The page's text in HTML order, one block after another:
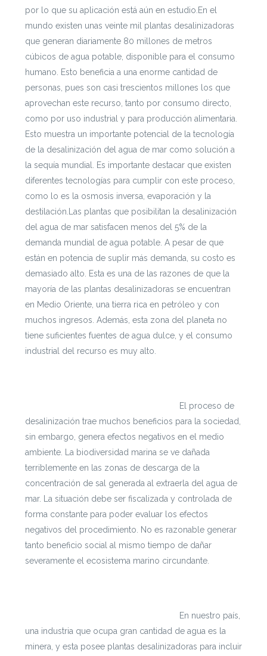
por lo que su aplicación está aún en estudio.En el
mundo existen unas veinte mil plantas desalinizadoras
que generan diariamente 80 millones de metros
cúbicos de agua potable, disponible para el consumo
humano. Esto beneficia a una enorme cantidad de
personas, pues son casi trescientos millones los que
aprovechan este recurso, tanto por consumo directo,
como por uso industrial y para producción alimentaria.
Esto muestra un importante potencial de la tecnología
de la desalinización del agua de mar como solución a
la sequía mundial. Es importante destacar que existen
diferentes tecnologías para cumplir con este proceso,
como lo es la osmosis inversa, evaporación y la
destilación.Las plantas que posibilitan la desalinización
del agua de mar satisfacen menos del 5% de la
demanda mundial de agua potable. A pesar de que
están en potencia de suplir más demanda, su costo es
demasiado alto. Esta es una de las razones de que la
mayoría de las plantas desalinizadoras se encuentran
en Medio Oriente, una tierra rica en petróleo y con
muchos ingresos. Además, esta zona del planeta no
tiene suficientes fuentes de agua dulce, y el consumo
industrial del recurso es muy alto.
El proceso de
desalinización trae muchos beneficios para la sociedad,
sin embargo, genera efectos negativos en el medio
ambiente. La biodiversidad marina se ve dañada
terriblemente en las zonas de descarga de la
concentración de sal generada al extraerla del agua de
mar. La situación debe ser fiscalizada y controlada de
forma constante para poder evaluar los efectos
negativos del procedimiento. No es razonable generar
tanto beneficio social al mismo tiempo de dañar
severamente el ecosistema marino circundante.
En nuestro país,
una industria que ocupa gran cantidad de agua es la
minera, y esta posee plantas desalinizadoras para incluir